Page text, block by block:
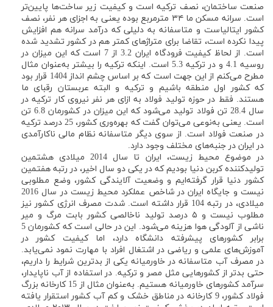
صنعت ساختمان، نصف ترکیه است و کیفیت زیر ساخت‌ها پایین‌تر
است. سرانه مسکن ما ۳۴ مترمربع بوده یعنی به اجزای هر نفر، نصف
کشور ایتالیاست و متاسفانه به دلیلی که درآمد سرانه هم افزایش
پیدا نکرده است، تقاضا برای متراژهای کمتر هم در کشور تشدید شده
است. از لحاظ کیفیت فرودگاه ایران 3.2 از 7 است که این میزان در
روسیه 4.1 و در ترکیه 5.3 است. اینکه ترکیه را بیشتر به‌عنوان مثال
مطرح می‌کنم از این جهت است که بر اساس چشم انداز 1404 قرار بود
که کشور اول منطقه باشیم و ترکیه و البته عربستان رقبای ما
هستند. فقط در حوزه تولید فولاد به ازای هر نفر نیروی کار ترکیه در
سال 28.4 تن فولاد تولید می‌شود که این میزان در کشورمان 6.8 تن
است. یعنی به‌نوعی می‌توان گفت که بهره‌وری کشور، 25 درصد ترکیه
در صنعت فولاد است. از سوی دیگر متاسفانه نظام مالی ناکارآمدی
در ایران در جنبه‌های مختلف وجود دارد.
در موضوع محیط زیست، ایران تا سال 2014 میلادی هشتمین
تولیدکننده کربن دنیا بودیم که در یکی دو سال اخیر، در رتبه هفتمین
کشور دنیا قرار گرفته‌ایم و وضعیت آلایندگی کشور، وضع مطلوبی
نیست و جایگاه ایران در شاخص عملکرد محیط زیست در سال 2016
میلادی، در رتبه 104 قرار داشته است. شدت مصرف انرژی کشور نیز
مطلوب نیست و ۵ درصد تولید ناخالصی کشور بابت مرگ و میر
ناشی از آلودگی هوا هزینه می‌شود. این در حالی است که کشورمان 5
برابر کشورهای پیشرفته دانشگاه دارد، اما کیفیت کشور در
آموزش‌های علمی و ریاضی در اشتغال افراد با مهارت نمود نمی‌یابد.
در مصرف آب متاسفانه در خاورمیانه یکی از بدترین شرایط را داریم،
حتی بدتر از کشورهایی مثل مصر و ترکیه. در استفاده از آب ناپایدار،
سرآمد کشورهای خاورمیانه هستیم. به‌عنوان مثال از 15 کارخانه بزرگ
فولاد کشور، 9 کارخانه در مناطق خشک و کم آب کشور استقرار یافته